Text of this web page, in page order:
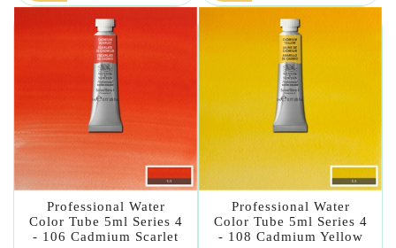
Professional Water
Color Tube 5ml Series 4
- 106 Cadmium Scarlet
Professional Water
Color Tube 5ml Series 4
- 108 Cadmium Yellow